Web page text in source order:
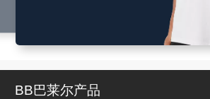
BB巴莱尔产品